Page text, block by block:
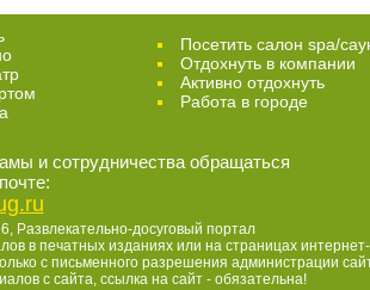
Посетить салон spa/
Отдохнуть в компании
Активно отдохнуть
Работа в городе
и сотрудничества обращаться
Развлекательно-досуговый портал
в печатных изданиях или на страницах интернет-
с письменного разрешения администрации
с сайта, ссылка на сайт - обязательна!